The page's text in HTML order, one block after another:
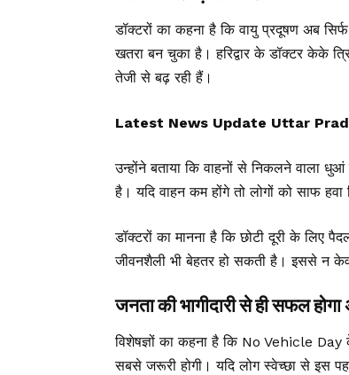
डॉक्टरों का कहना है कि वायु प्रदूषण अब
खतरा बन चुका है। हरिद्वार के डॉक्टर केके
तेजी से बढ़ रही हैं।
Latest News Update Uttar
उन्होंने बताया कि वाहनों से निकलने वाला
है। यदि वाहन कम होंगे तो लोगों को साफ हवा
डॉक्टरों का मानना है कि छोटी दूरी के लिए
जीवनशैली भी बेहतर हो सकती है। इससे न
जनता की भागीदारी से ही सफल होगा
विशेषज्ञों का कहना है कि No Vehicle
सबसे जरूरी होगी। यदि लोग स्वेच्छा से इस